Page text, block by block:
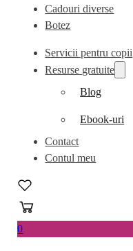
Cadouri diverse
Botez
Servicii pentru copii
Resurse gratuite
Blog
Ebook-uri
Contact
Contul meu
0